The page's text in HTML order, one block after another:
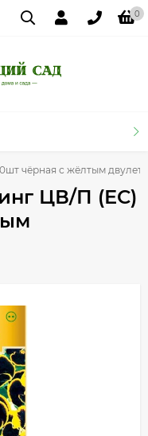
0
чёрная с жёлтым
ЦВ/П (ЕС)